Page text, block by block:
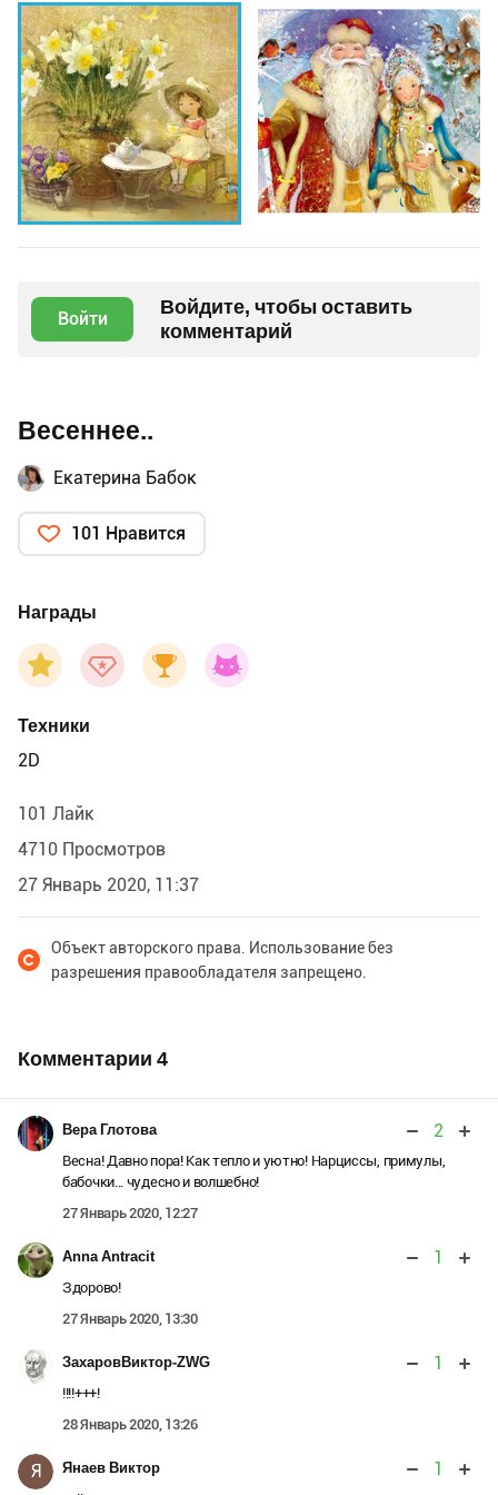
Войти
Войдите, чтобы оставить
комментарий
Весеннее..
Екатерина Бабок
101 Нравится
Награды
Техники
2D
101 Лайк
4710 Просмотров
27 Январь 2020, 11:37
Объект авторского права. Использование без
разрешения правообладателя запрещено.
Комментарии 4
Вера Глотова 2
Весна! Давно пора! Как тепло и уютно! Нарциссы, примулы,
бабочки... чудесно и волшебно!
27 Январь 2020, 12:27
Anna Antracit 1
Здорово!
27 Январь 2020, 13:30
ЗахаровВиктор-ZWG 1
!!!!+++!
28 Январь 2020, 13:26
Я Янаев Виктор 1